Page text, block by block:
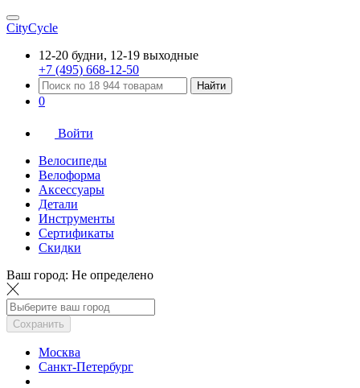
CityCycle
12-20 будни, 12-19 выходные
+7 (495) 668-12-50
Найти
0
Войти
Велосипеды
Велоформа
Аксессуары
Детали
Инструменты
Сертификаты
Скидки
Ваш город: Не определено
Сохранить
Москва
Санкт-Петербург